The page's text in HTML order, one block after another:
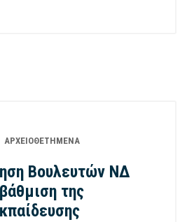
ΑΡΧΕΙΟΘΕΤΗΜΈΝΑ
Βουλευτών ΝΔ
της